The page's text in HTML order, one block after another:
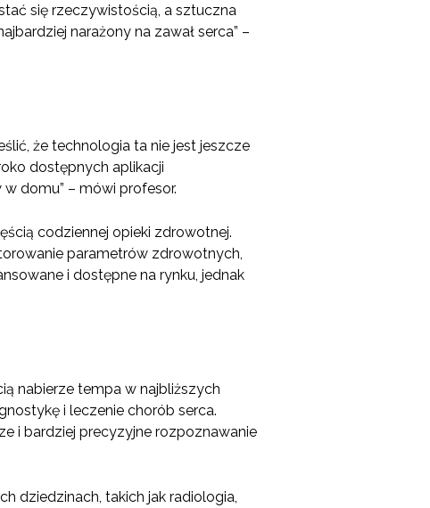
się rzeczywistością, a sztuczna
narażony na zawał serca” –
że technologia ta nie jest jeszcze
dostępnych aplikacji
domu” – mówi profesor.
codziennej opieki zdrowotnej.
parametrów zdrowotnych,
i dostępne na rynku, jednak
nabierze tempa w najbliższych
i leczenie chorób serca.
i bardziej precyzyjne rozpoznawanie
dziedzinach, takich jak radiologia,